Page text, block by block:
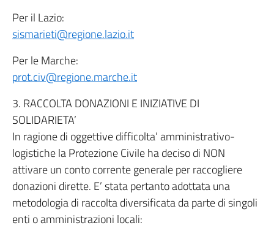
Per il Lazio:
sismarieti@regione.lazio.it
Per le Marche:
prot.civ@regione.marche.it
3. RACCOLTA DONAZIONI E INIZIATIVE DI
SOLIDARIETA’
In ragione di oggettive difficolta’ amministrativo-
logistiche la Protezione Civile ha deciso di NON
attivare un conto corrente generale per raccogliere
donazioni dirette. E’ stata pertanto adottata una
metodologia di raccolta diversificata da parte di singoli
enti o amministrazioni locali: